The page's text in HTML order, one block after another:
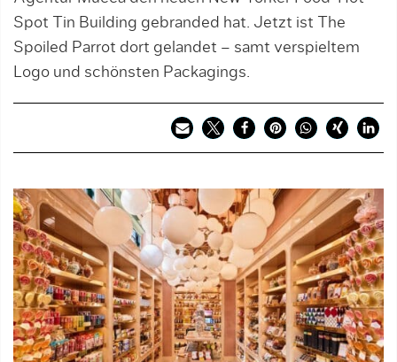
Spot Tin Building gebranded hat. Jetzt ist The
Spoiled Parrot dort gelandet – samt verspieltem
Logo und schönsten Packagings.